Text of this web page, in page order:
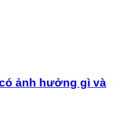
ảnh hưởng gì và